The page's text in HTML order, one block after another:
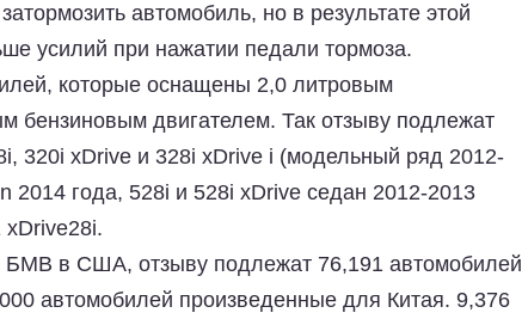
автомобиль, но в результате этой
усилий при нажатии педали тормоза.
которые оснащены 2,0 литровым
бензиновым двигателем. Так отзыву подлежат
320i xDrive и 328i xDrive i (модельный ряд 2012-
2014 года, 528i и 528i xDrive седан 2012-2013
xDrive28i.
БМВ в США, отзыву подлежат 76,191 автомобилей
автомобилей произведенные для Китая. 9,376